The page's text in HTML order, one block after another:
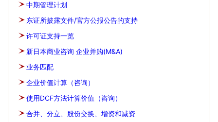
中期管理计划
东证所披露文件/官方公报公告的支持
许可证支持一览
新日本商业咨询 企业并购(M&A)
业务匹配
企业价值计算（咨询）
使用DCF方法计算价值（咨询）
合并、分立、股份交换、增资和减资